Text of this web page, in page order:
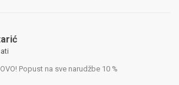
Popust na sve narudžbe 10 %